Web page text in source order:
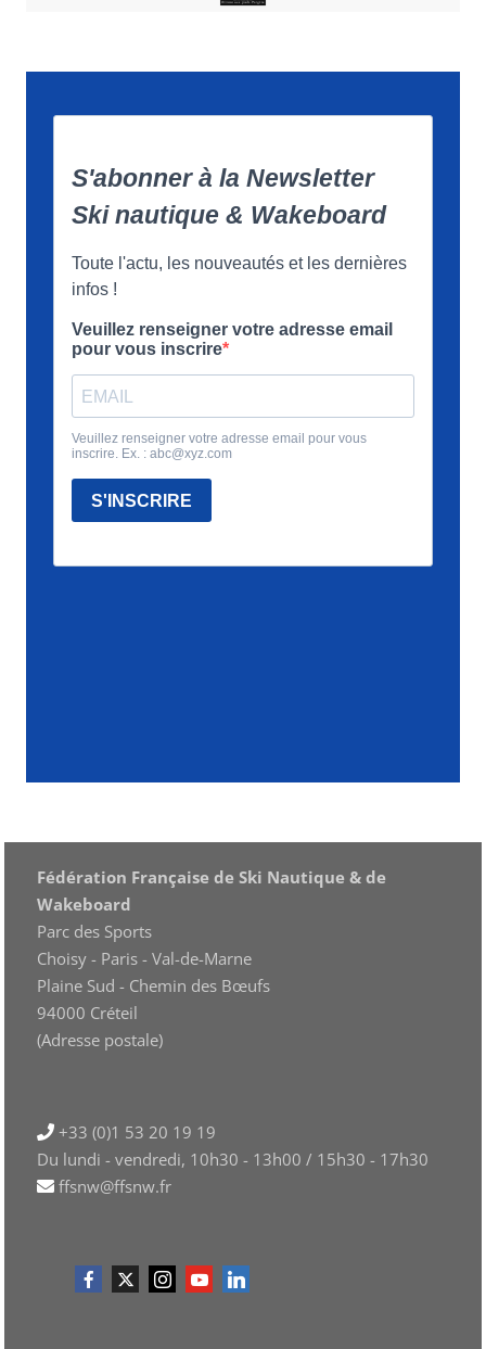
Fédération Française de Ski Nautique & de
Wakeboard
Parc des Sports
Choisy - Paris - Val-de-Marne
Plaine Sud - Chemin des Bœufs
94000 Créteil
(Adresse postale)
+33 (0)1 53 20 19 19
Du lundi - vendredi, 10h30 - 13h00 / 15h30 - 17h30
ffsnw@ffsnw.fr